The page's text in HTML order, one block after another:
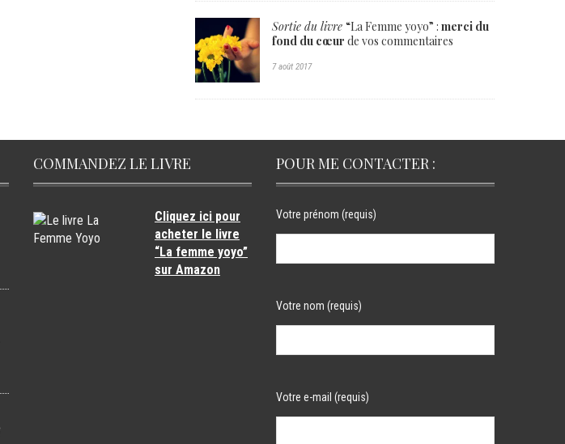
Sortie du livre “La Femme yoyo” : merci du
fond du cœur de vos commentaires
7 août 2017
COMMANDEZ LE LIVRE
Cliquez ici pour
acheter le livre
“La femme yoyo”
sur Amazon
POUR ME CONTACTER :
Votre prénom (requis)
Votre nom (requis)
Votre e-mail (requis)